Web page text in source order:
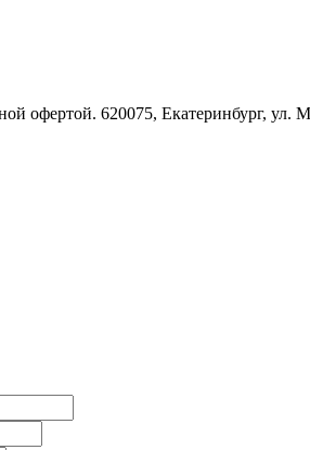
офертой. 620075, Екатеринбург, ул.